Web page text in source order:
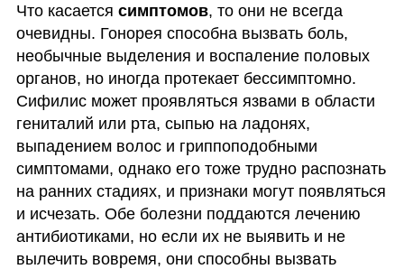
Что касается симптомов, то они не всегда
очевидны. Гонорея способна вызвать боль,
необычные выделения и воспаление половых
органов, но иногда протекает бессимптомно.
Сифилис может проявляться язвами в области
гениталий или рта, сыпью на ладонях,
выпадением волос и гриппоподобными
симптомами, однако его тоже трудно распознать
на ранних стадиях, и признаки могут появляться
и исчезать. Обе болезни поддаются лечению
антибиотиками, но если их не выявить и не
вылечить вовремя, они способны вызвать